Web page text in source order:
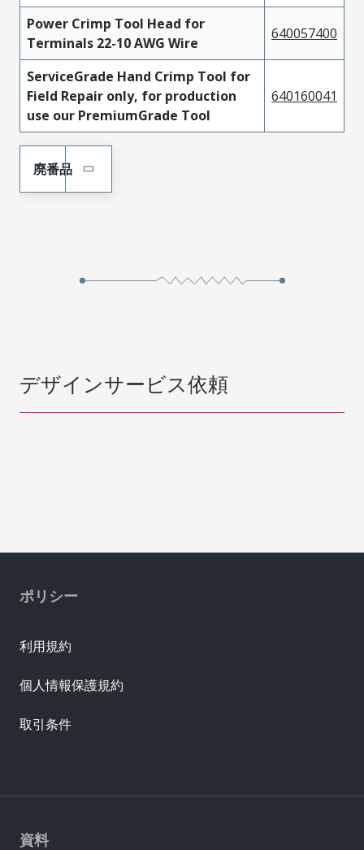
Power Crimp Tool Head for
Terminals 22-10 AWG Wire
640057400
ServiceGrade Hand Crimp Tool for
Field Repair only, for production
use our PremiumGrade Tool
640160041
廃番品
デザインサービス依頼
資料
ポリシー
利用規約
個人情報保護規約
取引条件